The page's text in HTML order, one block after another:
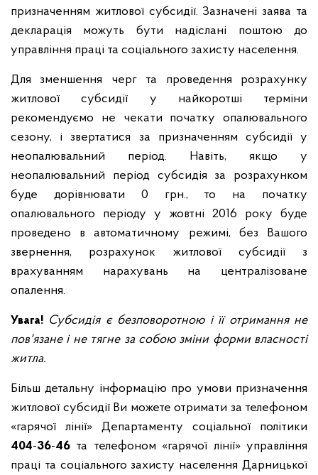
призначенням житлової субсидії. Зазначені заява та
декларація можуть бути надіслані поштою до
управління праці та соціального захисту населення.
Для зменшення черг та проведення розрахунку
житлової субсидії у найкоротші терміни
рекомендуємо не чекати початку опалювального
сезону, і звертатися за призначенням субсидії у
неопалювальний період. Навіть, якщо у
неопалювальний період субсидія за розрахунком
буде дорівнювати 0 грн., то на початку
опалювального періоду у жовтні 2016 року буде
проведено в автоматичному режимі, без Вашого
звернення, розрахунок житлової субсидії з
врахуванням нарахувань на централізоване
опалення.
Увага! Субсидія є безповоротною і її отримання не
пов'язане і не тягне за собою зміни форми власності
житла.
Більш детальну інформацію про умови призначення
житлової субсидії Ви можете отримати за телефоном
«гарячої лінії» Департаменту соціальної політики
404-36-46 та телефоном «гарячої лінії» управління
праці та соціального захисту населення Дарницької